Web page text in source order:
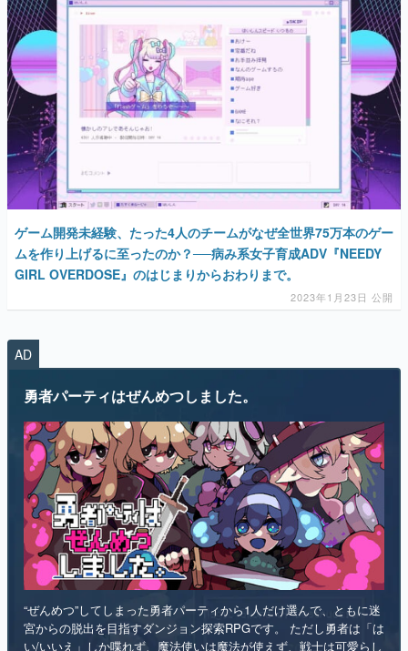
ゲームが変えた日本語
「経験値」「裏技」「ラスボス」… ゲームにまつわる言葉
の起源や用法の変遷を、コンピューター文化史研究家・タ
イニーP氏が徹底調査。
カテゴリ
特集記事
マンガ
女性向け
アプリレビュー
その他
運営：株式会社マレ
ゲーム開発未経験、たった4人のチームがなぜ全世界75万本のゲー
ムを作り上げるに至ったのか？──病み系女子育成ADV『NEEDY
GIRL OVERDOSE』のはじまりからおわりまで。
2023年1月23日 公開
AD
勇者パーティはぜんめつしました。
“ぜんめつ”してしまった勇者パーティから1人だけ選んで、ともに迷
宮からの脱出を目指すダンジョン探索RPGです。 ただし勇者は「は
い/いいえ」しか喋れず、魔法使いは魔法が使えず、戦士は可愛らし